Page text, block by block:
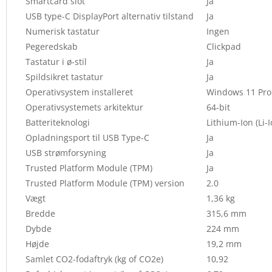
USB type-C DisplayPort alternativ tilstand
Ja
Numerisk tastatur
Ingen
Pegeredskab
Clickpad
Tastatur i ø-stil
Ja
Spildsikret tastatur
Ja
Operativsystem installeret
Windows 11 Pro
Operativsystemets arkitektur
64-bit
Batteriteknologi
Lithium-Ion (Li-
Opladningsport til USB Type-C
Ja
USB strømforsyning
Ja
Trusted Platform Module (TPM)
Ja
Trusted Platform Module (TPM) version
2.0
Vægt
1,36 kg
Bredde
315,6 mm
Dybde
224 mm
Højde
19,2 mm
Samlet CO2-fodaftryk (kg of CO2e)
10,92